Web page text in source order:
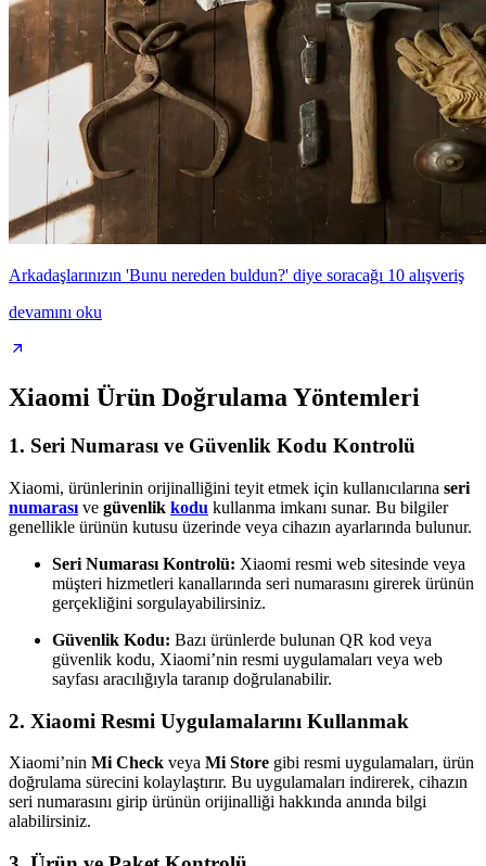
Arkadaşlarınızın 'Bunu nereden buldun?' diye soracağı 10 alışveriş
devamını oku
Xiaomi Ürün Doğrulama Yöntemleri
1. Seri Numarası ve Güvenlik Kodu Kontrolü
Xiaomi, ürünlerinin orijinalliğini teyit etmek için kullanıcılarına seri
numarası ve güvenlik kodu kullanma imkanı sunar. Bu bilgiler
genellikle ürünün kutusu üzerinde veya cihazın ayarlarında bulunur.
Seri Numarası Kontrolü: Xiaomi resmi web sitesinde veya
müşteri hizmetleri kanallarında seri numarasını girerek ürünün
gerçekliğini sorgulayabilirsiniz.
Güvenlik Kodu: Bazı ürünlerde bulunan QR kod veya
güvenlik kodu, Xiaomi’nin resmi uygulamaları veya web
sayfası aracılığıyla taranıp doğrulanabilir.
2. Xiaomi Resmi Uygulamalarını Kullanmak
Xiaomi’nin Mi Check veya Mi Store gibi resmi uygulamaları, ürün
doğrulama sürecini kolaylaştırır. Bu uygulamaları indirerek, cihazın
seri numarasını girip ürünün orijinalliği hakkında anında bilgi
alabilirsiniz.